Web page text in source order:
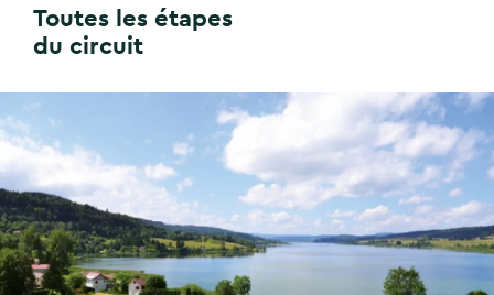
Toutes les étapes
du circuit